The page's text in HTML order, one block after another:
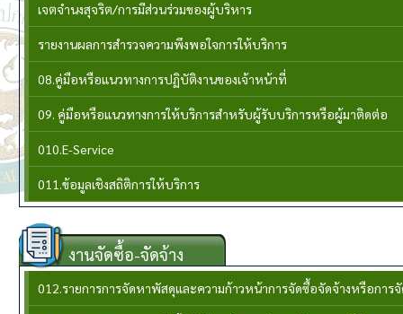
เจตจำนงสุจริต/การมีส่วนร่วมของผู้บริหาร
รายงานผลการสำรวจความพึงพอใจการให้บริการ
08.คู่มือหรือแนวทางการปฏิบัติงานของเจ้าหน้าที่
09. คู่มือหรือแนวทางการให้บริการสำหรับผู้รับบริการหรือผู้มาติดต่อ
010.E-Service
011.ข้อมูลเชิงสถิติการให้บริการ
งานจัดซื้อ-จัดจ้าง
012.รายการการจัดหาพัสดุและความก้าวหน้าการจัดซื้อจัดจ้างหรือกา